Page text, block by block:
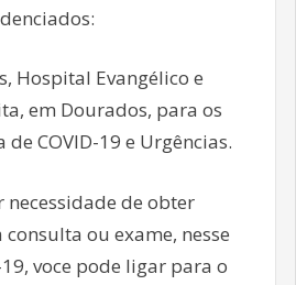
Hospital Evangélico e
em Dourados, para os
de COVID-19 e Urgências.
necessidade de obter
ou exame, nesse
voce pode ligar para o